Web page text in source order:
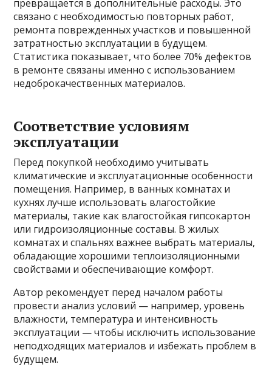
превращается в дополнительные расходы. Это
связано с необходимостью повторных работ,
ремонта поврежденных участков и повышенной
затратностью эксплуатации в будущем.
Статистика показывает, что более 70% дефектов
в ремонте связаны именно с использованием
недоброкачественных материалов.
Соответствие условиям
эксплуатации
Перед покупкой необходимо учитывать
климатические и эксплуатационные особенности
помещения. Например, в ванных комнатах и
кухнях лучше использовать влагостойкие
материалы, такие как влагостойкая гипсокартон
или гидроизоляционные составы. В жилых
комнатах и спальнях важнее выбрать материалы,
обладающие хорошими теплоизоляционными
свойствами и обеспечивающие комфорт.
Автор рекомендует перед началом работы
провести анализ условий — например, уровень
влажности, температура и интенсивность
эксплуатации — чтобы исключить использование
неподходящих материалов и избежать проблем в
будущем.